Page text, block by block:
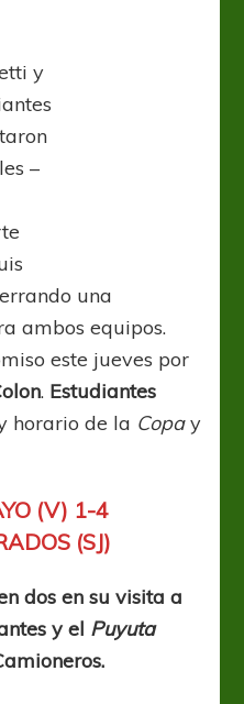
y
–
una
ambos equipos.
este jueves por
. Estudiantes
horario de la Copay
(V) 1-4
(SJ)
dos en su visita a
y el Puyuta